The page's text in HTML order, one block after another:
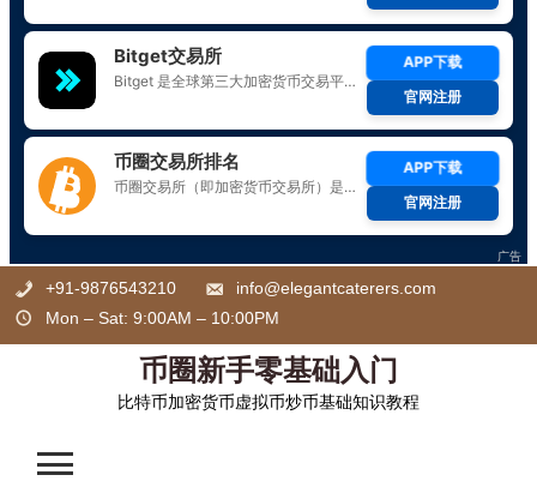
Skip
+91-9876543210
info@elegantcaterers.com
Mon – Sat: 9:00AM – 10:00PM
币圈新手零基础入门
比特币加密货币虚拟币炒币基础知识教程